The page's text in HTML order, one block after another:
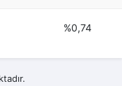
%0,74